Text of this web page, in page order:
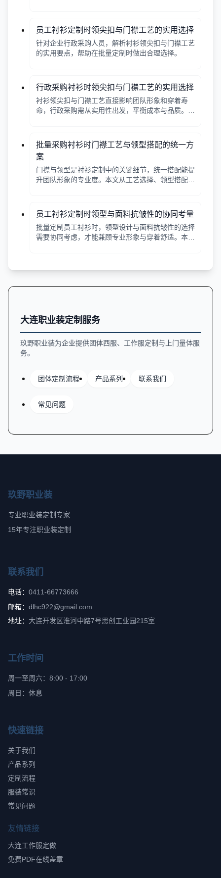
员工衬衫定制时领尖扣与门襟工艺的实用选择
针对企业行政采购人员，解析衬衫领尖扣与门襟工艺
的实用要点，帮助在批量定制时做出合理选择。
行政采购衬衫时领尖扣与门襟工艺的实用选择
衬衫领尖扣与门襟工艺直接影响团队形象和穿着寿
命，行政采购需从实用性出发，平衡成本与品质。本
批量采购衬衫时门襟工艺与领型搭配的统一方
案
门襟与领型是衬衫定制中的关键细节，统一搭配能提
升团队形象的专业度。本文从工艺选择、领型搭配、
员工衬衫定制时领型与面料抗皱性的协同考量
批量定制员工衬衫时，领型设计与面料抗皱性的选择
需要协同考虑，才能兼顾专业形象与穿着舒适。本文
大连职业装定制服务
玖野职业装为企业提供团体西服、工作服定制与上门量体服
务。
团体定制流程 产品系列 联系我们
常见问题
玖野职业装
专业职业装定制专家
15年专注职业装定制
联系我们
电话： 0411-66773666
邮箱： dlhc922@gmail.com
地址： 大连开发区淮河中路7号思创工业园215室
工作时间
周一至周六：8:00 - 17:00
周日：休息
快速链接
关于我们
产品系列
定制流程
服装常识
常见问题
友情链接
大连工作服定做
免费PDF在线盖章